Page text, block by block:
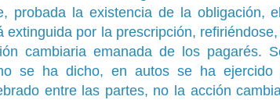
probada la existencia de la obligación,
extinguida por la prescripción,
cambiaria emanada de los pagarés.
se ha dicho, en autos se ha ejercido
entre las partes, no la acción